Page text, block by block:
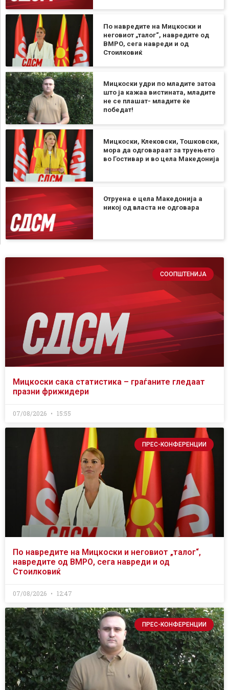
По навредите на Мицкоски и
неговиот „талог“, навредите од
ВМРО, сега навреди и од
Стоилковиќ
Мицкоски удри по младите затоа
што ја кажаа вистината, младите
не се плашат- младите ќе
победат!
Мицкоски, Клековски, Тошковски,
мора да одговараат за труењето
во Гостивар и во цела Македонија
Отруена е цела Македонија а
никој од власта не одговара
СООПШТЕНИЈА
Мицкоски сака статистика – граѓаните гледаат
празни фрижидери
07/08/2026 15:55
ПРЕС-КОНФЕРЕНЦИИ
По навредите на Мицкоски и неговиот „талог“,
навредите од ВМРО, сега навреди и од
Стоилковиќ
07/08/2026 12:47
ПРЕС-КОНФЕРЕНЦИИ